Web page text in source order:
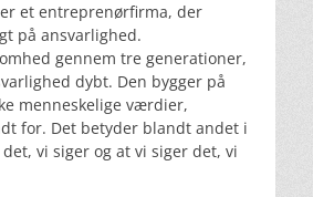
er et entreprenørfirma, der
på ansvarlighed.
gennem tre generationer,
dybt. Den bygger på
menneskelige værdier,
for. Det betyder blandt andet i
vi siger og at vi siger det, vi